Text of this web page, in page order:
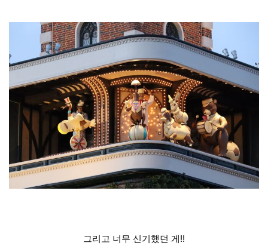
그리고 너무 신기했던 게!!